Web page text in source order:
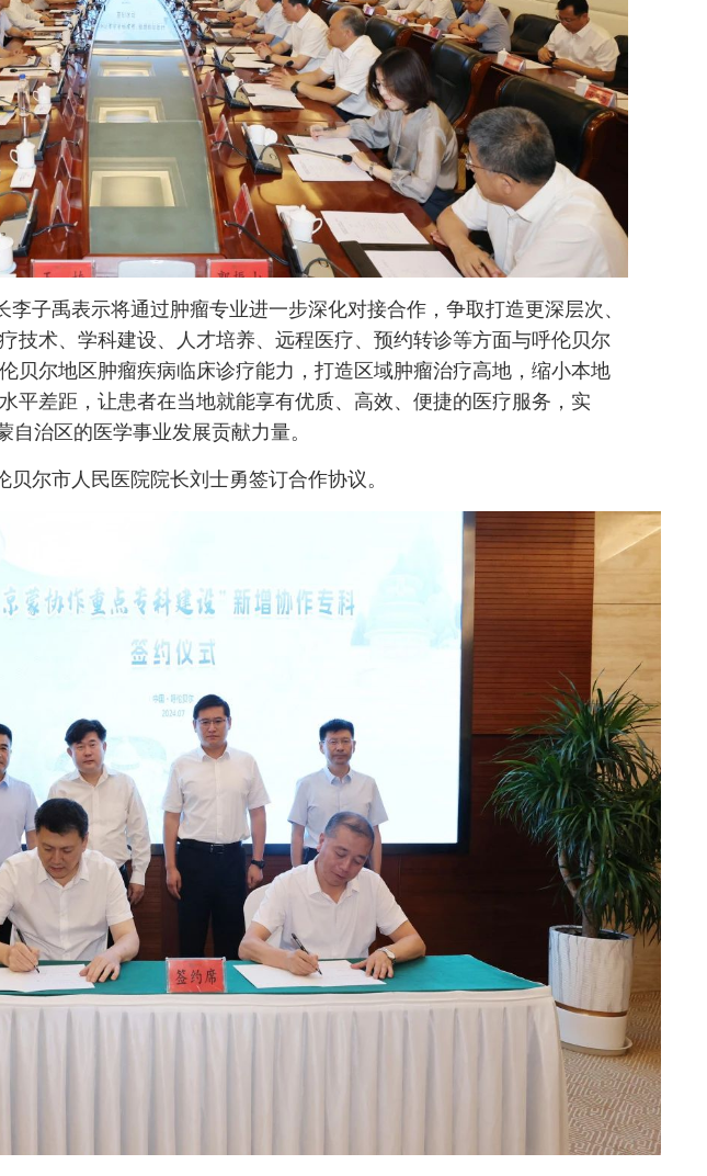
子禹表示将通过肿瘤专业进一步深化对接合作，争取打造更深层次、
技术、学科建设、人才培养、远程医疗、预约转诊等方面与呼伦贝尔
贝尔地区肿瘤疾病临床诊疗能力，打造区域肿瘤治疗高地，缩小本地
平差距，让患者在当地就能享有优质、高效、便捷的医疗服务，实
自治区的医学事业发展贡献力量。
尔市人民医院院长刘士勇签订合作协议。